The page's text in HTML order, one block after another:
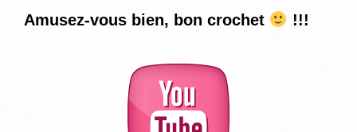
Amusez-vous bien, bon crochet !!!